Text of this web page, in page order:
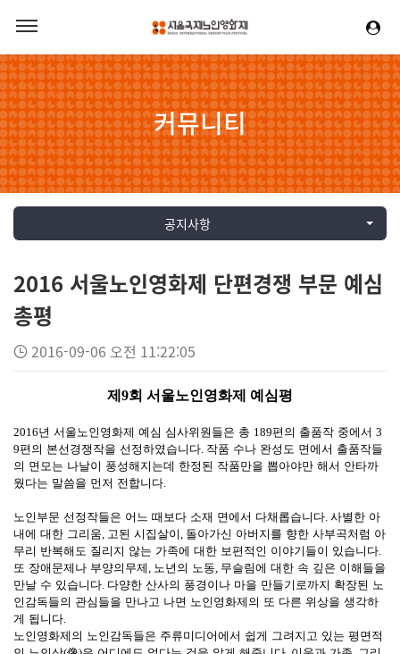
커뮤니티
공지사항
2016 서울노인영화제 단편경쟁 부문 예심
총평
2016-09-06 오전 11:22:05
제 9회 서울노인영화제 예심평
2016년 서울노인영화제 예심 심사위원들은 총 189편의 출품작 중에서 3
9편의 본선경쟁작을 선정하였습니다. 작품 수나 완성도 면에서 출품작들
의 면모는 나날이 풍성해지는데 한정된 작품만을 뽑아야만 해서 안타까
웠다는 말씀을 먼저 전합니다.
노인부문 선정작들은 어느 때보다 소재 면에서 다채롭습니다. 사별한 아
내에 대한 그리움, 고된 시집살이, 돌아가신 아버지를 향한 사부곡처럼 아
무리 반복해도 질리지 않는 가족에 대한 보편적인 이야기들이 있습니다.
또 장애문제나 부양의무제, 노년의 노동, 무슬림에 대한 속 깊은 이해들을
만날 수 있습니다. 다양한 산사의 풍경이나 마을 만들기로까지 확장된 노
인감독들의 관심들을 만나고 나면 노인영화제의 또 다른 위상을 생각하
게 됩니다.
노인영화제의 노인감독들은 주류미디어에서 쉽게 그려지고 있는 평면적